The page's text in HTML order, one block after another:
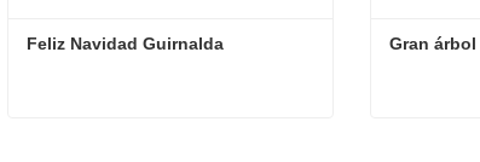
Feliz Navidad Guirnalda Gran